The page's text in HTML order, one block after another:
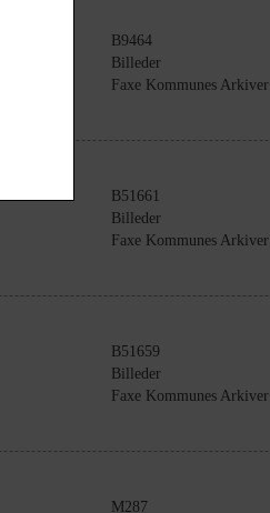
B9464
Billeder
Faxe Kommunes Arkiver
B51661
Billeder
Faxe Kommunes Arkiver
B51659
Billeder
Faxe Kommunes Arkiver
M287